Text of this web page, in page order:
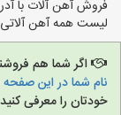
فروش آهن آلات با
لیست همه آهن
اگر شما هم
نام شما در این صفحه
خودتان را معرفی